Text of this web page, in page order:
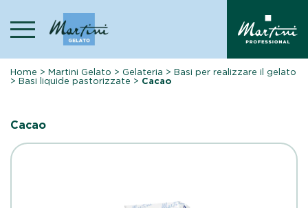
content
Home >Martini Gelato > Gelateria >Basi per realizzare il gelato
>Basi liquide pastorizzate > Cacao
Cacao